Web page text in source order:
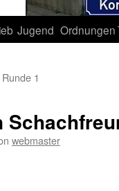
Jugend Ordnungen
1
webmaster